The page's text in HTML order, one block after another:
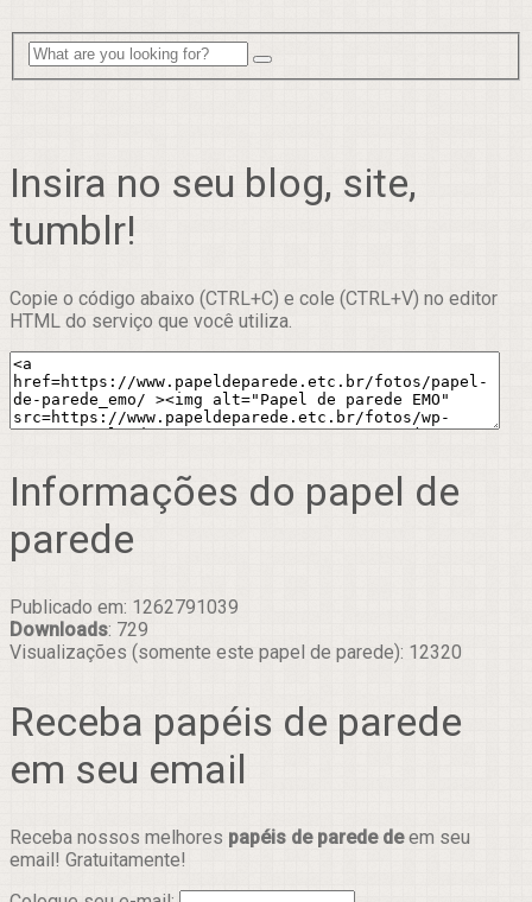
Insira no seu blog, site,
tumblr!
Copie o código abaixo (CTRL+C) e cole (CTRL+V) no editor
HTML do serviço que você utiliza.
Informações do papel de
parede
Publicado em: 1262791039
Downloads: 729
Visualizações (somente este papel de parede): 12320
Receba papéis de parede
em seu email
Receba nossos melhores papéis de parede deem seu
email! Gratuitamente!